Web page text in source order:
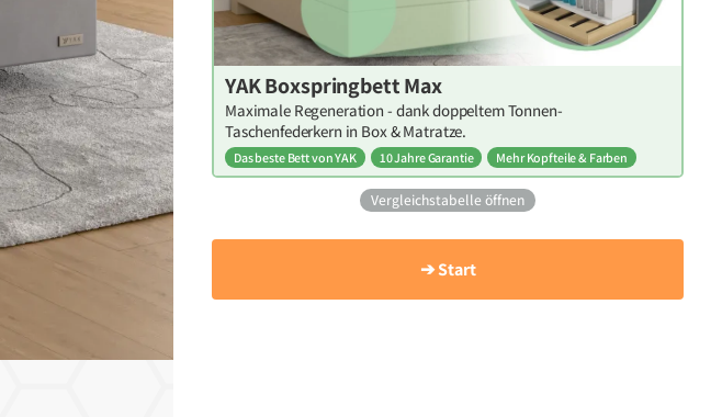
YAK Boxspringbett Max
Maximale Regeneration - dank doppeltem Tonnen-
Taschenfederkern in Box & Matratze.
Das beste Bett von YAK 10 Jahre Garantie Mehr Kopfteile & Farben
Vergleichstabelle öffnen
➔ Start